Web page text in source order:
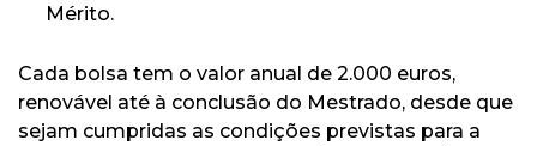
Mérito.
Cada bolsa tem o valor anual de 2.000 euros,
renovável até à conclusão do Mestrado, desde que
sejam cumpridas as condições previstas para a